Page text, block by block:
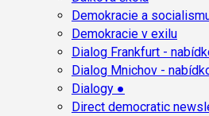
Demokracie a
Demokracie v exilu
Dialog Frankfurt -
Dialog Mnichov -
Dialogy ●
Direct democratic